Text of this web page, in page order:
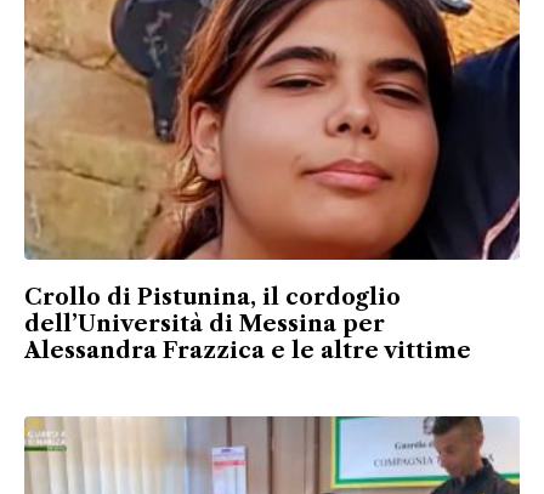
Crollo di Pistunina, il cordoglio
dell’Università di Messina per
Alessandra Frazzica e le altre vittime